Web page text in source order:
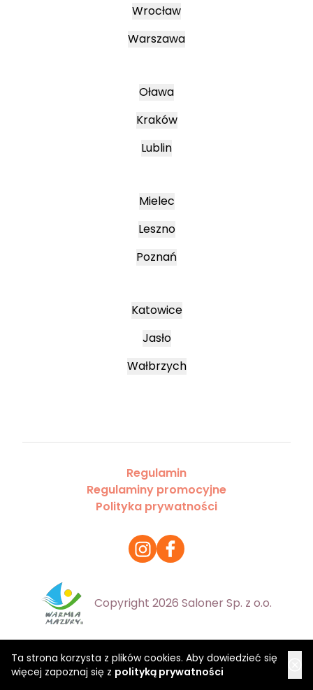
Ta strona korzysta z plików cookies. Aby dowiedzieć się
więcej zapoznaj się z polityką prywatności
Wrocław
Warszawa
Oława
Kraków
Lublin
Mielec
Leszno
Poznań
Katowice
Jasło
Wałbrzych
Regulamin
Regulaminy promocyjne
Polityka prywatności
Copyright 2026 Saloner Sp. z o.o.